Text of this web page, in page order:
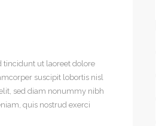
tincidunt ut laoreet dolore
suscipit lobortis nisl
sed diam nonummy nibh
quis nostrud exerci